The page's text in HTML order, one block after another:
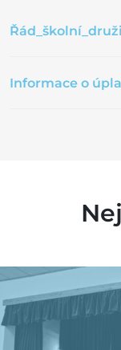
Informace o